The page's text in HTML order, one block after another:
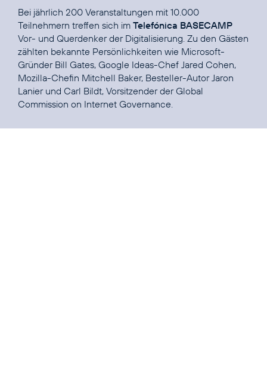
Bei jährlich 200 Veranstaltungen mit 10.000
Teilnehmern treffen sich im Telefónica BASECAMP
Vor- und Querdenker der Digitalisierung. Zu den Gästen
zählten bekannte Persönlichkeiten wie Microsoft-
Gründer Bill Gates, Google Ideas-Chef Jared Cohen,
Mozilla-Chefin Mitchell Baker, Besteller-Autor Jaron
Lanierund Carl Bildt, Vorsitzender der Global
Commission on Internet Governance.